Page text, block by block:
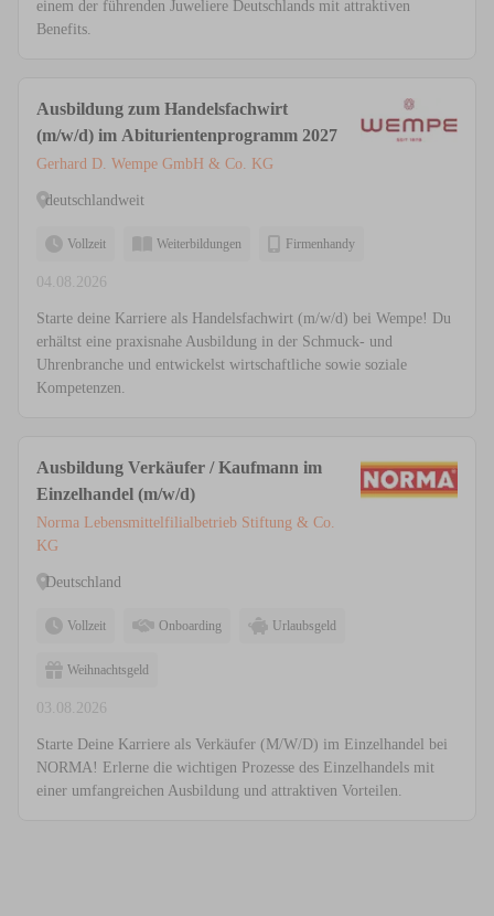
einem der führenden Juweliere Deutschlands mit attraktiven
Benefits.
Ausbildung zum Handelsfachwirt
(m/w/d) im Abiturientenprogramm 2027
Gerhard D. Wempe GmbH & Co. KG
deutschlandweit
Vollzeit Weiterbildungen Firmenhandy
04.08.2026
Starte deine Karriere als Handelsfachwirt (m/w/d) bei Wempe! Du
erhältst eine praxisnahe Ausbildung in der Schmuck- und
Uhrenbranche und entwickelst wirtschaftliche sowie soziale
Kompetenzen.
Ausbildung Verkäufer / Kaufmann im
Einzelhandel (m/w/d)
Norma Lebensmittelfilialbetrieb Stiftung & Co.
KG
Deutschland
Vollzeit Onboarding Urlaubsgeld
Weihnachtsgeld
03.08.2026
Starte Deine Karriere als Verkäufer (M/W/D) im Einzelhandel bei
NORMA! Erlerne die wichtigen Prozesse des Einzelhandels mit
einer umfangreichen Ausbildung und attraktiven Vorteilen.